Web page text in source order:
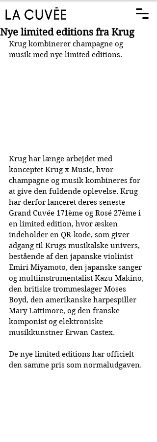
Nye limited editions fra Krug
Krug kombinerer champagne og
musik med nye limited editions.
Krug har længe arbejdet med
konceptet Krug x Music, hvor
champagne og musik kombineres for
at give den fuldende oplevelse. Krug
har derfor lanceret deres seneste
Grand Cuvée 171ème og Rosé 27ème i
en limited edition, hvor æsken
indeholder en QR-kode, som giver
adgang til Krugs musikalske univers,
bestående af den japanske violinist
Emiri Miyamoto, den japanske sanger
og multiinstrumentalist Kazu Makino,
den britiske trommeslager Moses
Boyd, den amerikanske harpespiller
Mary Lattimore, og den franske
komponist og elektroniske
musikkunstner Erwan Castex.
De nye limited editions har officielt
den samme pris som normaludgaven.